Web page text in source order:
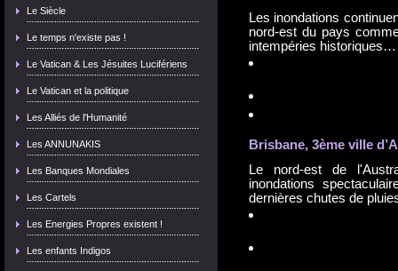
Le Siècle
Le temps n'existe pas !
Le Vatican & Les Jésuites Lucifériens
Le Vatican et la politique
Les Alliés de l'Humanité
Les ANNUNAKIS
Les Banques Mondiales
Les Cartels
Les Energies Propres existent !
Les enfants Indigos
Les inondations
nord-est du pays
intempéries
Brisbane, 3ème ville
Le nord-est de
inondations
dernières chutes de